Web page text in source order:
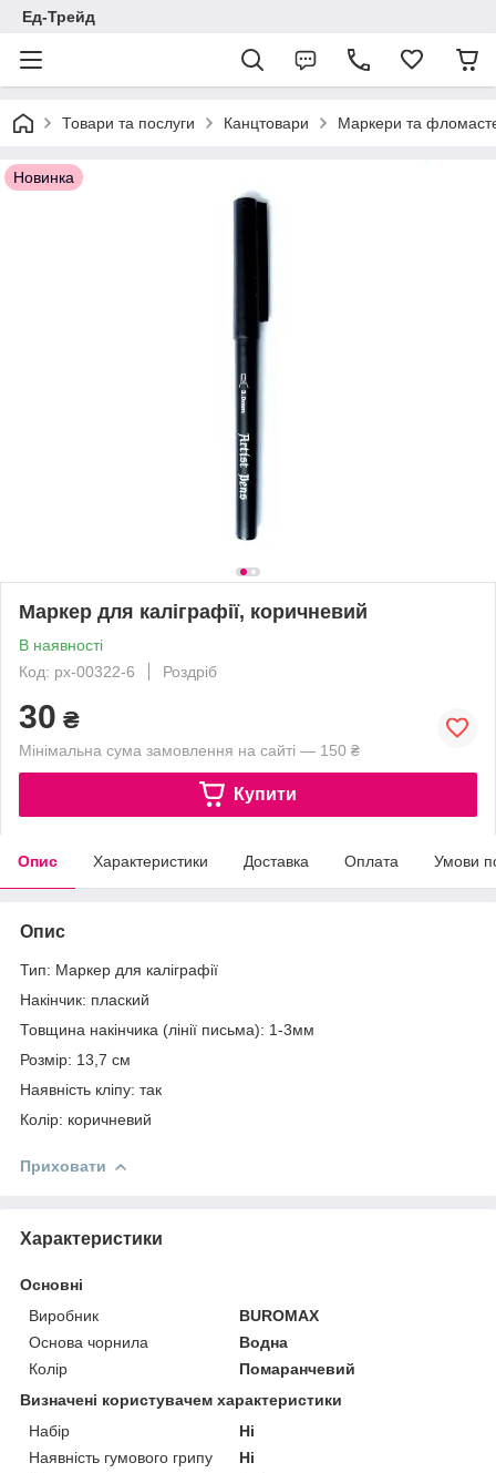
Ед-Трейд
Товари та послуги Канцтовари Маркери та
Новинка
Маркер для каліграфії, коричневий
В наявності
Код: px-00322-6
Роздріб
30 ₴
Мінімальна сума замовлення на сайті — 150 ₴
Купити
Опис Характеристики Доставка Оплата Умови
Опис
Тип: Маркер для каліграфії
Накінчик: плаский
Товщина накінчика (лінії письма): 1-3мм
Розмір: 13,7 см
Наявність кліпу: так
Колір: коричневий
Приховати
Характеристики
Основні
Виробник
BUROMAX
Основа чорнила
Водна
Колір
Помаранчевий
Визначені користувачем характеристики
Набір
Ні
Наявність гумового грипу
Ні